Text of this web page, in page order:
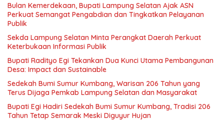
Bulan Kemerdekaan, Bupati Lampung Selatan Ajak ASN
Perkuat Semangat Pengabdian dan Tingkatkan Pelayanan
Publik
Sekda Lampung Selatan Minta Perangkat Daerah Perkuat
Keterbukaan Informasi Publik
Bupati Radityo Egi Tekankan Dua Kunci Utama Pembangunan
Desa: Impact dan Sustainable
Sedekah Bumi Sumur Kumbang, Warisan 206 Tahun yang
Terus Dijaga Pemkab Lampung Selatan dan Masyarakat
Bupati Egi Hadiri Sedekah Bumi Sumur Kumbang, Tradisi 206
Tahun Tetap Semarak Meski Diguyur Hujan